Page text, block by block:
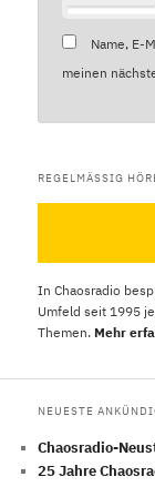
Name, E-
meinen
REGELMÄSSIG
In Chaosradio
Umfeld seit 1995
Themen. Mehr
NEUESTE
Chaosradio-
25 Jahre